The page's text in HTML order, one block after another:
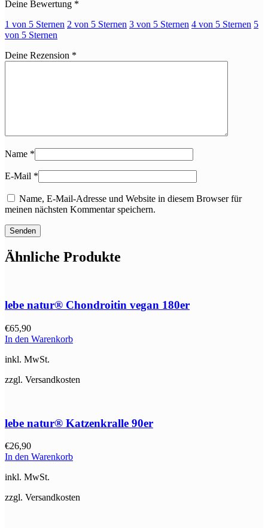
Deine Bewertung *
1 von 5 Sternen 2 von 5 Sternen 3 von 5 Sternen 4 von 5 Sternen 5
von 5 Sternen
Deine Rezension *
Name *
E-Mail *
Name, E-Mail-Adresse und Website in diesem Browser für
meinen nächsten Kommentar speichern.
Ähnliche Produkte
lebe natur® Chondroitin vegan 180er
€65,90
In den Warenkorb
inkl. MwSt.
zzgl. Versandkosten
lebe natur® Katzenkralle 90er
€26,90
In den Warenkorb
inkl. MwSt.
zzgl. Versandkosten